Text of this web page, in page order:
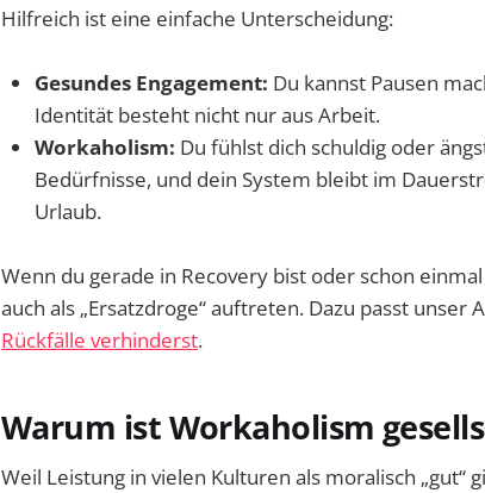
Hilfreich ist eine einfache Unterscheidung:
Gesundes Engagement: Du kannst Pausen
Identität besteht nicht nur aus Arbeit.
Workaholism: Du fühlst dich schuldig oder
Bedürfnisse, und dein System bleibt im
Urlaub.
Wenn du gerade in Recovery bist oder schon
auch als „Ersatzdroge“ auftreten. Dazu passt unser
Rückfälle verhinderst.
Warum ist Workaholism
Weil Leistung in vielen Kulturen als moralisch